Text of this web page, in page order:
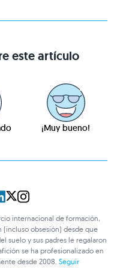
este artículo
¡Muy bueno!
internacional de formación,
(incluso obsesión) desde que
suelo y sus padres le regalaron
se ha profesionalizado en
desde 2008.Seguir